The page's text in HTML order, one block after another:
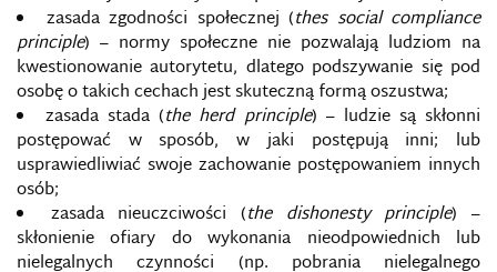
zasada zgodności społecznej (thes social compliance
principle) – normy społeczne nie pozwalają ludziom na
kwestionowanie autorytetu, dlatego podszywanie się pod
osobę o takich cechach jest skuteczną formą oszustwa;
zasada stada (the herd principle) – ludzie są skłonni
postępować w sposób, w jaki postępują inni; lub
usprawiedliwiać swoje zachowanie postępowaniem innych
osób;
zasada nieuczciwości (the dishonesty principle) –
skłonienie ofiary do wykonania nieodpowiednich lub
nielegalnych czynności (np. pobrania nielegalnego
CYBERBROŃ
CYBERCENZURA
CYBERGRUPY
CYBERKONFLIKT
CYBERPRZEMOC